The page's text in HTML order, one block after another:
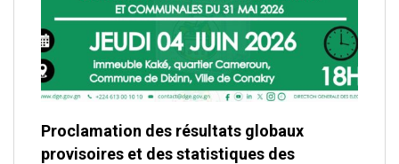
Proclamation des résultats globaux
provisoires et des statistiques des